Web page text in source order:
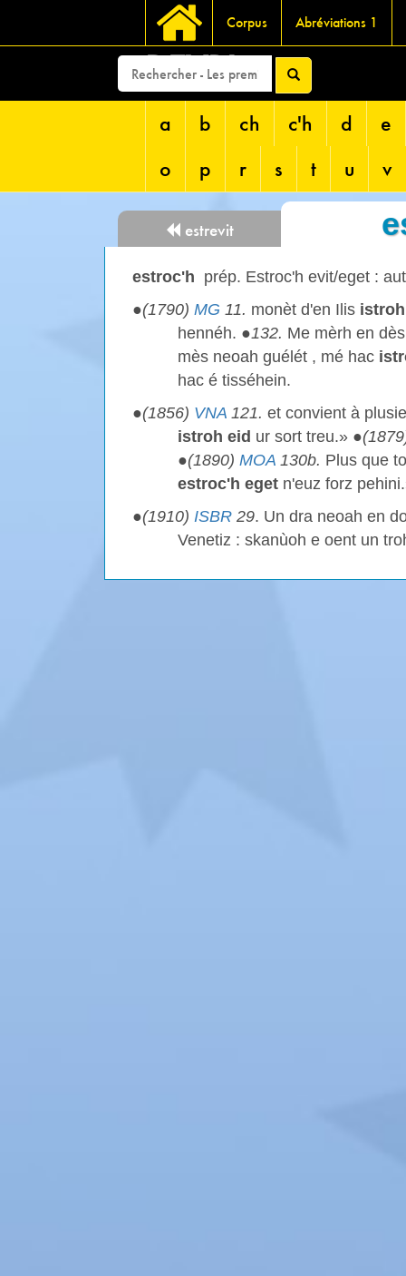
Corpus Abréviations 1
DEVRI
a b ch c'h d
e
o
p r s t u v
estrevit
estroc'h prép. Estroc'h evit/eget :
●(1790) MG 11. monèt d'en Ilis
hennéh. ●132. Me mèrh en
mès neoah guélét , mé hac
hac é tisséhein.
●(1856) VNA 121. et convient à
istroh eid ur sort treu.» ●
●(1890) MOA 130b. Plus que
estroc'h eget n'euz forz
●(1910) ISBR 29. Un dra neoah en
Venetiz : skanùoh e oent un